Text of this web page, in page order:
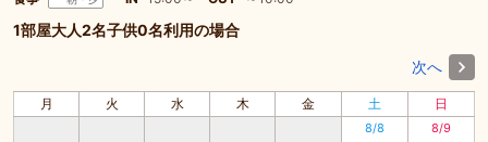
1部屋大人2名子供0名利用の場合
次へ
月 火 水 木 金 土 日
8/8 8/9